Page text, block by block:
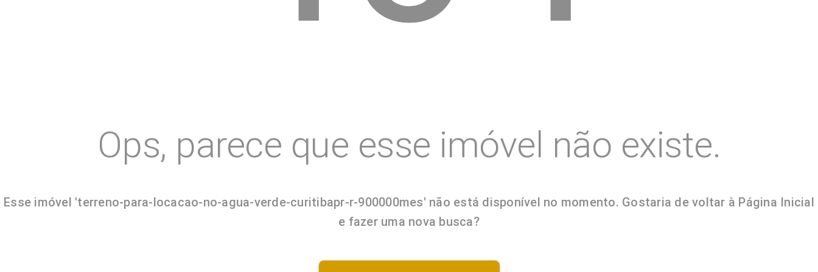
Ops, parece que esse imóvel não existe.
Esse imóvel 'terreno-para-locacao-no-agua-verde-curitibapr-r-900000mes' não está disponível no momento. Gostaria de voltar à Página Inicial
e fazer uma nova busca?